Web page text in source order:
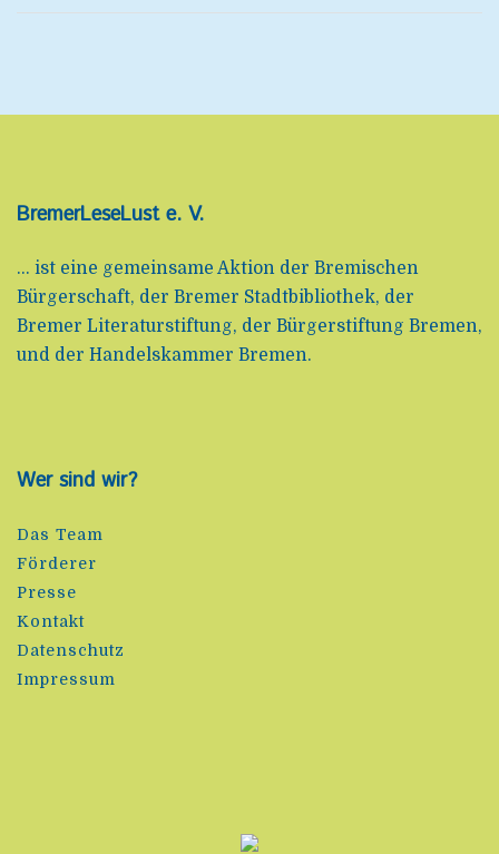
BremerLeseLust e. V.
... ist eine gemeinsame Aktion der Bremischen
Bürgerschaft, der Bremer Stadtbibliothek, der
Bremer Literaturstiftung, der Bürgerstiftung Bremen,
und der Handelskammer Bremen.
Wer sind wir?
Das Team
Förderer
Presse
Kontakt
Datenschutz
Impressum